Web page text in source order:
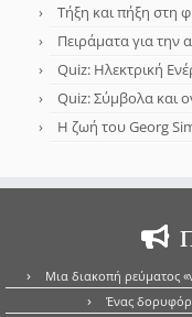
Τήξη και πήξη στη
Πειράματα για την
Quiz: Ηλεκτρική
Quiz: Σύμβολα και
Η ζωή του Georg
Μια διακοπή ρεύματος
Ένας